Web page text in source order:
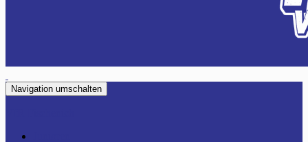
Navigation umschalten